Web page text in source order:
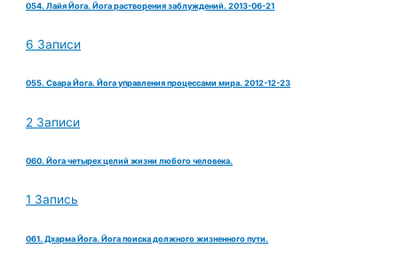
054. Лайя Йога. Йога растворения заблуждений. 2013-06-21
6 Записи
055. Свара Йога. Йога управления процессами мира. 2012-12-23
2 Записи
060. Йога четырех целий жизни любого человека.
1 Запись
061. Дхарма Йога. Йога поиска должного жизненного пути.